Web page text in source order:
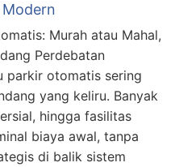
Murah atau Mahal,
Perdebatan
parkir otomatis sering
yang keliru. Banyak
hingga fasilitas
biaya awal, tanpa
di balik sistem